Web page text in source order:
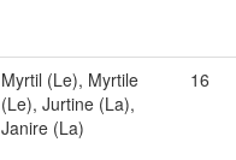
Myrtil (Le), Myrtile
(Le), Jurtine (La),
Janire (La)
16